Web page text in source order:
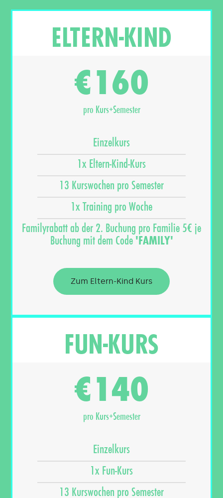
ELTERN-KIND
€160
pro Kurs+Semester
Einzelkurs
1x Eltern-Kind-Kurs
13 Kurswochen pro Semester
1x Training pro Woche
Familyrabatt ab der 2. Buchung pro Familie 5€ je
Buchung mit dem Code 'FAMILY'
Zum Eltern-Kind Kurs
FUN-KURS
€140
pro Kurs+Semester
Einzelkurs
1x Fun-Kurs
13 Kurswochen pro Semester